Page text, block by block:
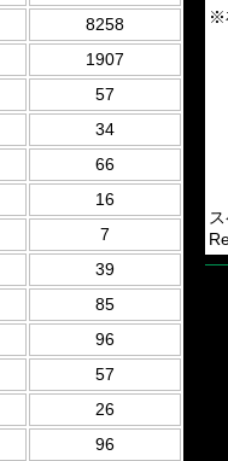
8258
1907
57
34
66
16
7
39
85
96
57
26
96
※